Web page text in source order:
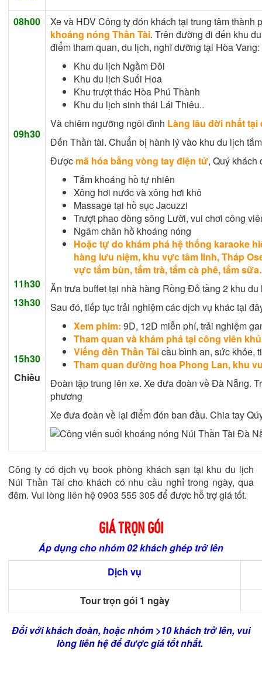
08h00
09h30
11h30
13h30
15h30
Chiều
Xe và HDV Công ty đón khách tại trung tâm
khoáng nóng Thần Tài. Trên đường đi đến khu
điểm tham quan, du lịch, nghĩ dưỡng tại Hòa Vang:
Khu du lịch Ngầm Đôi
Khu du lịch Suối Hoa
Khu trượt thác Hòa Phú Thành
Khu du lịch sinh thái Lái Thiêu..
Và chiêm ngưỡng ngôi đình Làng lâu đời nhất
Đến Thần tài. Chuẩn bị hành lý vào khu du lịch
Được mã hóa bằng vòng tay điện tử, Quý khách
Tắm khoáng hồ tự nhiên
Xông hơi nước và xông hơi khô
Massage tại hồ sục Jacuzzi
Trượt phao dòng sông Lười, vui chơi công
Ngâm chân hồ khoáng nóng
Hoặc tự do khám phá hệ thống karaoke
hàng lưu niệm, khu vực tâm linh, Tháp
vực tắm bùn, tắm trà, tắm cà phê, tắm
Ăn trưa buffet tại nhà hàng Rồng Đỏ tầng 2 khu du
Sau đó, tiếp tục trải nghiệm các dịch vụ khác tại
Xem phim: 9D, 12D miễn phí, trải nghiệm
Tham quan và khám phá tại công viên
Viếng đền Thần Tàicầu bình an, sức khỏe,
Tham quan đường hoa Phong Lan, khu
Đoàn tập trung lên xe. Xe đưa đoàn về Đà Nẵng.
phương
Xe đưa đoàn về lại điểm đón ban đầu. Chia tay
Công ty có dịch vụ book phòng khách sạn tại khu du lịch
Núi Thần Tài cho khách có nhu cầu nghỉ trong ngày, qua
đêm. Vui lòng liên hệ 0903 555 305 để được hỗ trợ giá tốt.
GIÁ TRỌN GÓI
Áp dụng cho nhóm 02 khách ghép trở lên
Dịch vụ
Tour trọn gói 1 ngày
Đối với khách đoàn, hoặc nhóm >10 khách trở lên, vui
lòng liên hệ để được giá tốt nhất.